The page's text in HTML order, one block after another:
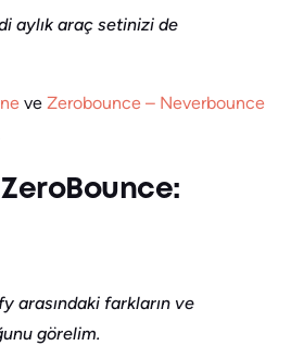
aylık araç setinizi de
ve Zerobounce – Neverbounce
arasındaki farkların ve
görelim.